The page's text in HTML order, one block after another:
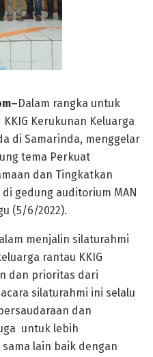
Dalam rangka untuk
Kerukunan Keluarga
di Samarinda, menggelar
tema Perkuat
dan Tingkatkan
gedung auditorium MAN
(5/6/2022).
menjalin silaturahmi
rantau KKIG
dan prioritas dari
silaturahmi ini selalu
dan
untuk lebih
lain baik dengan